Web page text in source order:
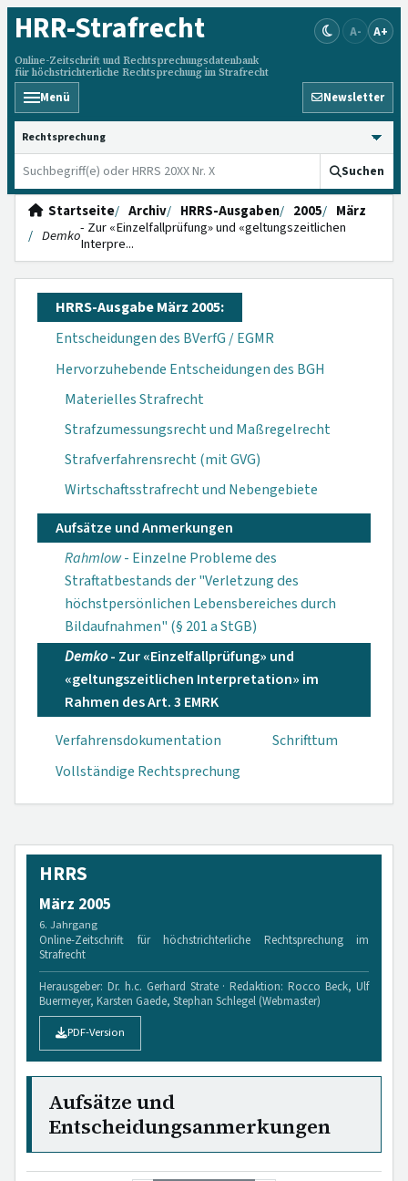
HRR-Strafrecht
Online-Zeitschrift und Rechtsprechungsdatenbank
für höchstrichterliche Rechtsprechung im Strafrecht
A- A+
Menü Newsletter
HRRS durchsuchen
Suchen
Startseite Archiv HRRS-Ausgaben 2005
März
Demko- Zur «Ein­zelfallprüfung» und «geltungs­zeitlichen
Interpre­...
HRRS-Ausgabe März 2005:
Entscheidungen des BVerfG / EGMR
Hervorzuhebende Entscheidungen des BGH
Materielles Strafrecht
Strafzumessungsrecht und Maßregelrecht
Strafverfahrensrecht (mit GVG)
Wirtschaftsstrafrecht und Nebengebiete
Aufsätze und Anmerkungen
Rahmlow- Einzel­ne Probleme des
Straftatbestands der "Verletzung des
höchstper­sönlichen Lebens­bereiches durch
Bildaufnahmen" (§ 201 a StGB)
Demko- Zur «Ein­zelfallprüfung» und
«geltungs­zeitlichen Interpre­tation» im
Rahmen des Art. 3 EMRK
Verfahrensdokumen­tation
Schrifttum
Vollständige Rechtsprechung
HRRS
März 2005
6. Jahrgang
Online-Zeitschrift für höchstrichterliche Rechtsprechung im
Strafrecht
Herausgeber: Dr. h.c. Gerhard Strate · Redaktion: Rocco Beck, Ulf
Buermeyer, Karsten Gaede, Stephan Schlegel (Webmaster)
PDF-Version
Aufsätze und
Entscheidungsanmerkungen